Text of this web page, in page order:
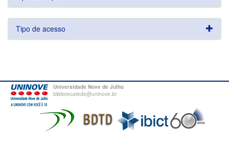
Tipo de acesso
Universidade Nove de Julho
bibliotecatede@uninove.br